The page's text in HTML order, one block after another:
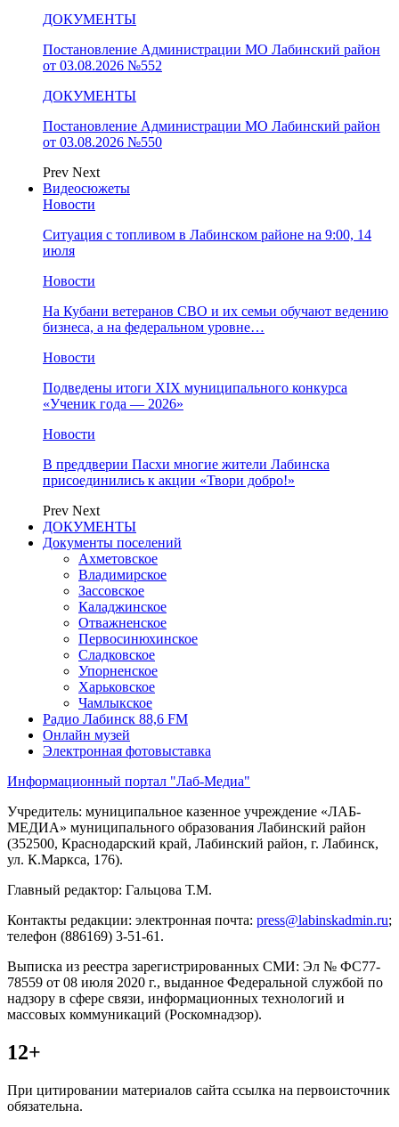
ДОКУМЕНТЫ
Постановление Администрации МО Лабинский район
от 03.08.2026 №552
ДОКУМЕНТЫ
Постановление Администрации МО Лабинский район
от 03.08.2026 №550
Prev Next
Видеосюжеты
Новости
Ситуация с топливом в Лабинском районе на 9:00, 14
июля
Новости
На Кубани ветеранов СВО и их семьи обучают ведению
бизнеса, а на федеральном уровне…
Новости
Подведены итоги XIX муниципального конкурса
«Ученик года — 2026»
Новости
В преддверии Пасхи многие жители Лабинска
присоединились к акции «Твори добро!»
Prev Next
ДОКУМЕНТЫ
Документы поселений
Ахметовское
Владимирское
Зассовское
Каладжинское
Отважненское
Первосинюхинское
Сладковское
Упорненское
Харьковское
Чамлыкское
Радио Лабинск 88,6 FM
Онлайн музей
Электронная фотовыставка
Информационный портал "Лаб-Медиа"
Учредитель: муниципальное казенное учреждение «ЛАБ-
МЕДИА» муниципального образования Лабинский район
(352500, Краснодарский край, Лабинский район, г. Лабинск,
ул. К.Маркса, 176).
Главный редактор: Гальцова Т.М.
Контакты редакции: электронная почта: press@labinskadmin.ru;
телефон (886169) 3-51-61.
Выписка из реестра зарегистрированных СМИ: Эл № ФС77-
78559 от 08 июля 2020 г., выданное Федеральной службой по
надзору в сфере связи, информационных технологий и
массовых коммуникаций (Роскомнадзор).
12+
При цитировании материалов сайта ссылка на первоисточник
обязательна.